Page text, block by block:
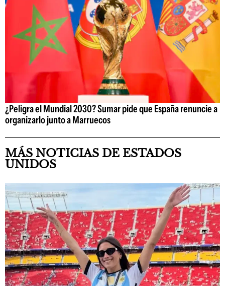
¿Peligra el Mundial 2030? Sumar pide que España renuncie a
organizarlo junto a Marruecos
MÁS NOTICIAS DE ESTADOS
UNIDOS